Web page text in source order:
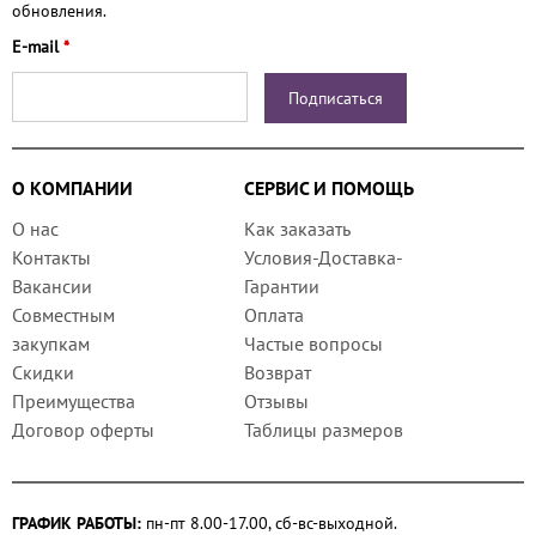
обновления.
E-mail*
О КОМПАНИИ
СЕРВИС И ПОМОЩЬ
О нас
Контакты
Вакансии
Совместным
закупкам
Скидки
Преимущества
Договор оферты
Как заказать
Условия-Доставка-
Гарантии
Оплата
Частые вопросы
Возврат
Отзывы
Таблицы размеров
ГРАФИК РАБОТЫ: пн-пт 8.00-17.00, сб-вс-выходной.